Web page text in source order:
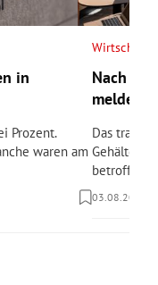
in
Prozent.
waren am
Wirtschaft
Nach
meldet
Das
Gehälter
betroffen.
03.08.2026